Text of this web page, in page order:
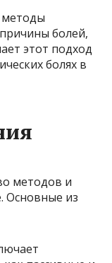
методы
болей,
этот подход
болях в
методов и
Основные из